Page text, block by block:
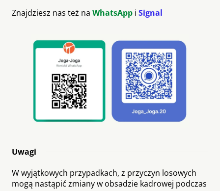
Znajdziesz nas też na WhatsApp i Signal
Uwagi
W wyjątkowych przypadkach, z przyczyn losowych
mogą nastąpić zmiany w obsadzie kadrowej podczas